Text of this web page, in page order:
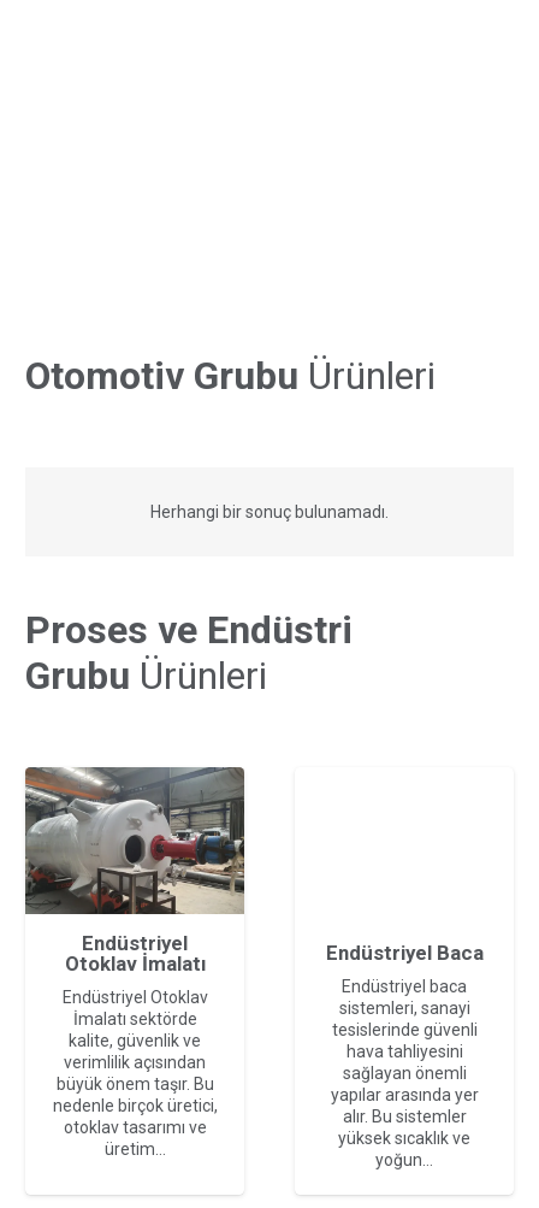
Otomotiv Grubu Ürünleri
Herhangi bir sonuç bulunamadı.
Proses ve Endüstri
Grubu Ürünleri
Endüstriyel
Otoklav İmalatı
Endüstriyel Otoklav
İmalatı sektörde
kalite, güvenlik ve
verimlilik açısından
büyük önem taşır. Bu
nedenle birçok üretici,
otoklav tasarımı ve
üretim…
Endüstriyel Baca
Endüstriyel baca
sistemleri, sanayi
tesislerinde güvenli
hava tahliyesini
sağlayan önemli
yapılar arasında yer
alır. Bu sistemler
yüksek sıcaklık ve
yoğun…